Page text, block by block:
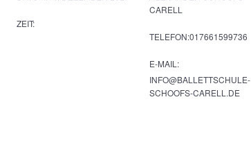
ZEIT:
CARELL
TELEFON:017661599736
E-MAIL:
INFO@BALLETTSCHULE-
SCHOOFS-CARELL.DE